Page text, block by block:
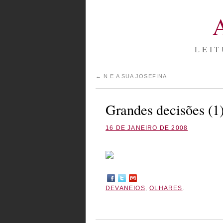
← N E A SUA JOSEFINA
Grandes decisões (1)
16 DE JANEIRO DE 2008
DEVANEIOS,OLHARES .